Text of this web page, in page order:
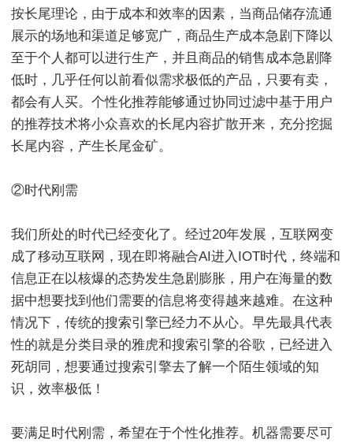
按长尾理论，由于成本和效率的因素，当商品储存流通
展示的场地和渠道足够宽广，商品生产成本急剧下降以
至于个人都可以进行生产，并且商品的销售成本急剧降
低时，几乎任何以前看似需求极低的产品，只要有卖，
都会有人买。个性化推荐能够通过协同过滤中基于用户
的推荐技术将小众喜欢的长尾内容扩散开来，充分挖掘
长尾内容，产生长尾金矿。
②时代刚需
我们所处的时代已经变化了。经过20年发展，互联网变
成了移动互联网，现在即将融合AI进入IOT时代，终端和
信息正在以核爆的态势发生急剧膨胀，用户在海量的数
据中想要找到他们需要的信息将变得越来越难。在这种
情况下，传统的搜索引擎已经力不从心。早先最具代表
性的就是分类目录的雅虎和搜索引擎的谷歌，已经进入
死胡同，想要通过搜索引擎去了解一个陌生领域的知
识，效率极低！
要满足时代刚需，希望在于个性化推荐。机器需要尽可